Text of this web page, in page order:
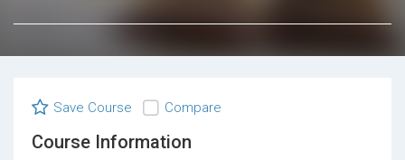
Save Course Compare
Course Information